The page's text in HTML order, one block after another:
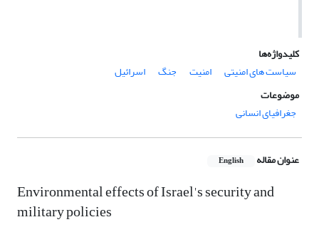
کلیدواژه‌ها
سیاست های امنیتی
امنیت جنگ
اسرائیل
موضوعات
جغرافیای انسانی
عنوان مقاله English
Environmental effects of Israel's security and
military policies